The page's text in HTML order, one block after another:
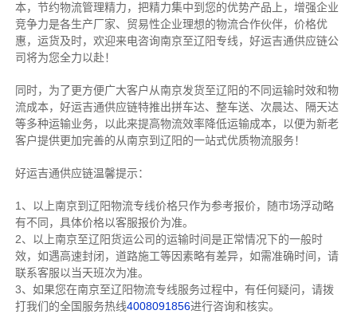
本，节约物流管理精力，把精力集中到您的优势产品上，增强企业
竞争力是各生产厂家、贸易性企业理想的物流合作伙伴，价格优
惠，运货及时，欢迎来电咨询南京至辽阳专线，好运吉通供应链公
司将为您全力以赴！
同时，为了更方便广大客户从南京发货至辽阳的不同运输时效和物
流成本，好运吉通供应链特推出拼车达、整车送、次晨达、隔天达
等多种运输业务，以此来提高物流效率降低运输成本，以便为新老
客户提供更加完善的从南京到辽阳的一站式优质物流服务！
好运吉通供应链温馨提示：
1、以上南京到辽阳物流专线价格只作为参考报价，随市场浮动略
有不同，具体价格以客服报价为准。
2、以上南京至辽阳货运公司的运输时间是正常情况下的一般时
效，如遇高速封闭，道路施工等因素略有差异，如需准确时间，请
联系客服以当天班次为准。
3、如果您在南京至辽阳物流专线服务过程中，有任何疑问，请拨
打我们的全国服务热线4008091856进行咨询和核实。